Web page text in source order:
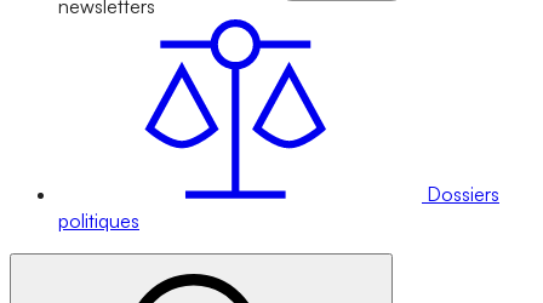
newsletters
Dossiers
politiques